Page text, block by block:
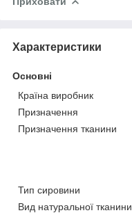
Характеристики
Основні
Країна виробник
Призначення
Призначення тканини
Тип сировини
Вид натуральної тканини